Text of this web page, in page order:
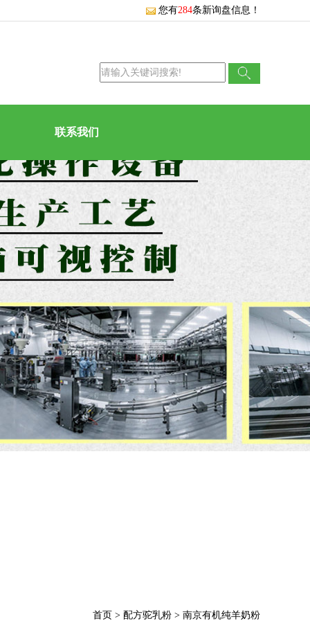
您有284条新询盘信息！
联系我们
首页 > 配方驼乳粉 > 南京有机纯羊奶粉